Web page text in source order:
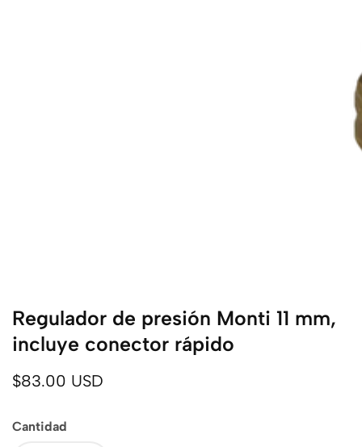
Regulador de presión Monti 11 mm,
incluye conector rápido
Precio
$83.00 USD
Cantidad